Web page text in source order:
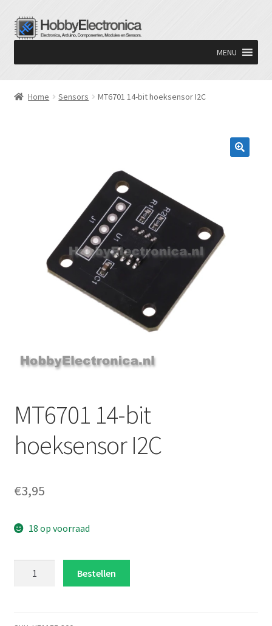
Ga
door
navigatie
Ga
naar
inhoud
MENU
Home Sensors MT6701 14-bit hoeksensor I2C
MT6701 14-bit
hoeksensor I2C
€3,95
18 op voorraad
Bestellen